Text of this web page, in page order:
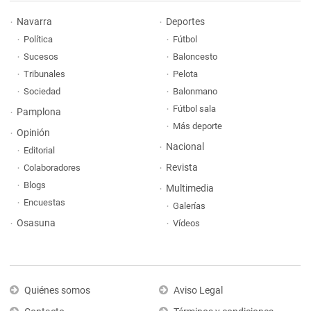
Navarra
Política
Sucesos
Tribunales
Sociedad
Pamplona
Opinión
Editorial
Colaboradores
Blogs
Encuestas
Osasuna
Deportes
Fútbol
Baloncesto
Pelota
Balonmano
Fútbol sala
Más deporte
Nacional
Revista
Multimedia
Galerías
Vídeos
Quiénes somos
Aviso Legal